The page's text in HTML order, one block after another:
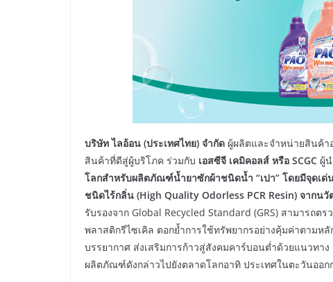
บริษัท ไลอ้อน (ประเทศไทย) จำกัด ผู้ผลิตและจำหน่ายสินค้
สินค้าที่ดีสู่ผู้บริโภค ร่วมกับ เอสซีจี เคมิคอลส์ หรือ SCGC ผู้
โลกสำหรับผลิตภัณฑ์น้ำยาซักผ้าชนิดน้ำ “เปา” โดยมีจุดเ
ชนิดไร้กลิ่น (High Quality Odorless PCR Resin) จากนวั
รับรองจาก Global Recycled Standard (GRS) สามารถ
พลาสติกรีไซเคิล ตอกย้ำการใช้ทรัพยากรอย่างคุ้มค่าตามห
บรรยากาศ ส่งเสริมการก้าวสู่สังคมคาร์บอนต่ำด้วยแนวทา
ผลิตภัณฑ์ดังกล่าวไปยังตลาดโลกอาทิ ประเทศในตะวันออ